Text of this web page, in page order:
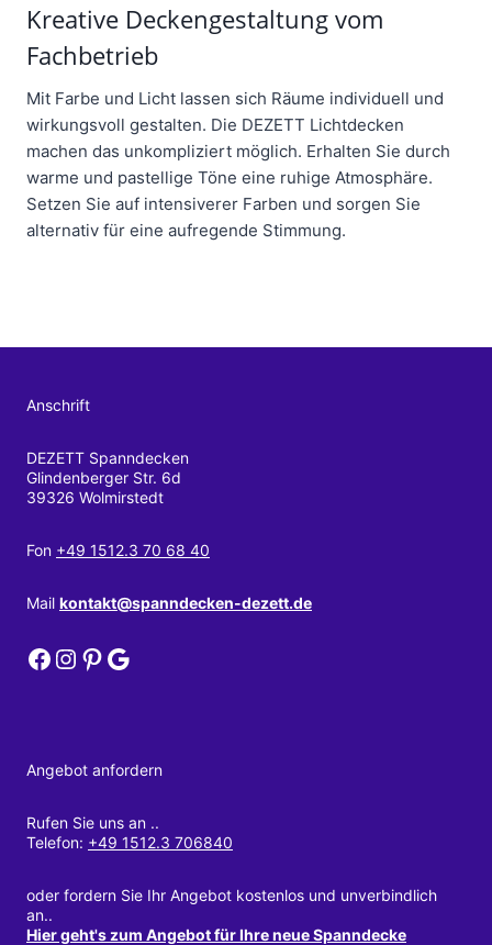
Kreative Deckengestaltung vom
Fachbetrieb
Mit Farbe und Licht lassen sich Räume individuell und
wirkungsvoll gestalten. Die DEZETT Lichtdecken
machen das unkompliziert möglich. Erhalten Sie durch
warme und pastellige Töne eine ruhige Atmosphäre.
Setzen Sie auf intensiverer Farben und sorgen Sie
alternativ für eine aufregende Stimmung.
Anschrift
DEZETT Spanndecken
Glindenberger Str. 6d
39326 Wolmirstedt
Fon +49 1512.3 70 68 40
Mail kontakt@spanndecken-dezett.de
DEZETT Spanndecken bei Facebook
DEZETT Spanndecken bei Instagram
DEZETT Spanndecken bei Pinterest
DEZETT Spanndecken bei Google
Angebot anfordern
Rufen Sie uns an ..
Telefon: +49 1512.3 706840
oder fordern Sie Ihr Angebot kostenlos und unverbindlich
an..
Hier geht's zum Angebot für Ihre neue Spanndecke